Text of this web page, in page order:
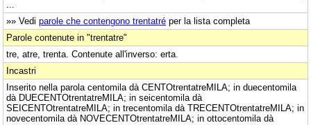
»» Vedi parole che contengono trentatré per la lista completa
Parole contenute in "trentatre"
tre, atre, trenta. Contenute all'inverso: erta.
Incastri
Inserito nella parola centomila dà CENTOtrentatreMILA; in duecentomila
dà DUECENTOtrentatreMILA; in seicentomila dà
SEICENTOtrentatreMILA; in trecentomila dà TRECENTOtrentatreMILA; in
novecentomila dà NOVECENTOtrentatreMILA; in ottocentomila dà